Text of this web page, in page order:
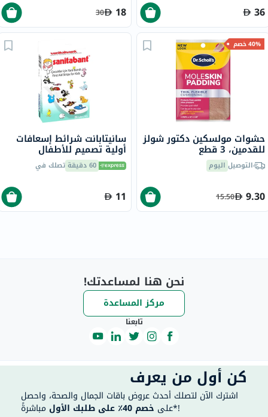
36
18
30
40% خصم
حشوات مولسكين دكتور شولز
للقدمين، 3 قطع
التوصيل اليوم
9.30
15.50
سانيتابانت شرائط إسعافات
أولية تصميم للأطفال
60 دقيقة تصلك في
11
نحن هنا لمساعدتك!
مركز المساعدة
تابعنا
كن أول من يعرف
اشترك الآن لتصلك أحدث عروض باقات الجمال والصحة، واحصل
على خصم 40٪ على طلبك الأول مباشرةً*!